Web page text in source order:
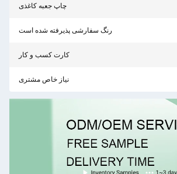
چاپ جعبه کاغذی
رنگ سفارشی پذیرفته شده است
کارت کسب و کار
نیاز خاص مشتری